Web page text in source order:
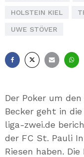
HOLSTEIN KIEL
UWE STÖVER
Der Poker um
Becker geht in
liga-zwei.de
der FC St. Pauli
Riesen haben.